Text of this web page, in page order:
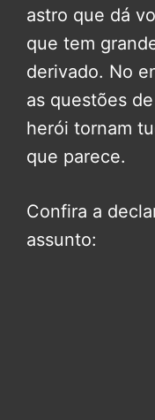
astro que dá
que tem
derivado. No
as questões
herói tornam
que parece.
Confira a
assunto: